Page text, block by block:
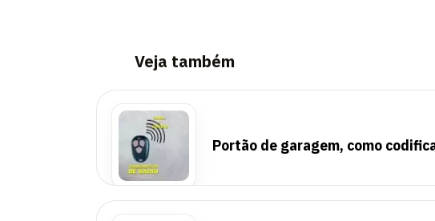
Veja também
Portão de garagem, como